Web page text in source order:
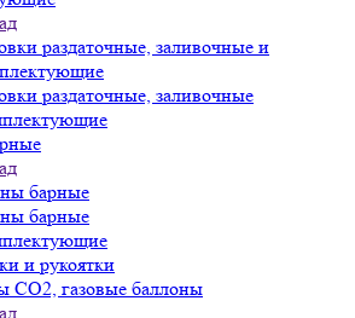
раздаточные, заливочные и
раздаточные, заливочные
барные
барные
и рукоятки
СО2, газовые баллоны